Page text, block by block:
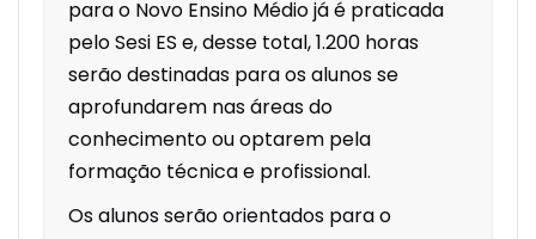
para o Novo Ensino Médio já é praticada
pelo Sesi ES e, desse total, 1.200 horas
serão destinadas para os alunos se
aprofundarem nas áreas do
conhecimento ou optarem pela
formação técnica e profissional.
Os alunos serão orientados para o